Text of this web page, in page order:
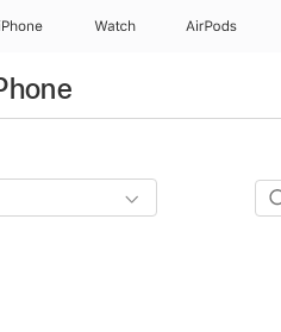
Watch AirPods